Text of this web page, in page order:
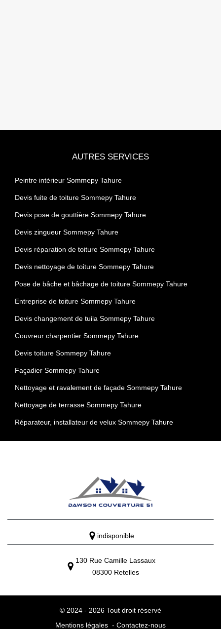
AUTRES SERVICES
Peintre intérieur Sommepy Tahure
Devis fuite de toiture Sommepy Tahure
Devis pose de gouttière Sommepy Tahure
Devis zingueur Sommepy Tahure
Devis réparation de toiture Sommepy Tahure
Devis nettoyage de toiture Sommepy Tahure
Pose de bâche et bâchage de toiture Sommepy Tahure
Entreprise de toiture Sommepy Tahure
Devis changement de tuila Sommepy Tahure
Couvreur charpentier Sommepy Tahure
Devis toiture Sommepy Tahure
Façadier Sommepy Tahure
Nettoyage et ravalement de façade Sommepy Tahure
Nettoyage de terrasse Sommepy Tahure
Réparateur, installateur de velux Sommepy Tahure
indisponible
130 Rue Camille Lassaux
08300 Retelles
© 2024 - 2026 Tout droit réservé
Mentions légales - Contactez-nous